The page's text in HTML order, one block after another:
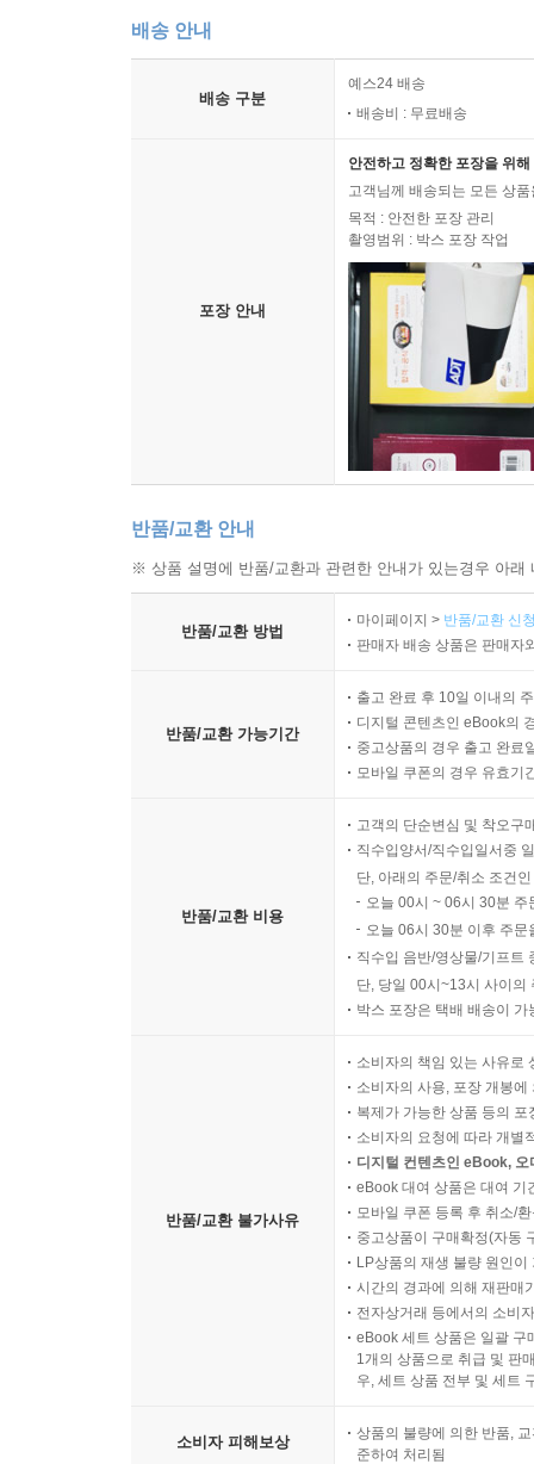
배송 안내
배송 구분
예스24 배송
배송비 : 무료배송
포장 안내
안전하고 정확한 포장을 위
고객님께 배송되는 모든 상
목적 : 안전한 포장 관리
촬영범위 : 박스 포장 작업
반품/교환 안내
※ 상품 설명에 반품/교환과 관련한 안내가 있는경우 아
반품/교환 방법
마이페이지 > 반품/교환 신
판매자 배송 상품은 판매자
반품/교환 가능기간
출고 완료 후 10일 이내의
디지털 콘텐츠인 eBook의
중고상품의 경우 출고 완료
모바일 쿠폰의 경우 유효기
반품/교환 비용
고객의 단순변심 및 착오구
직수입양서/직수입일서중
단, 아래의 주문/취소 조건
오늘 00시 ~ 06시 30분
오늘 06시 30분 이후 주
직수입 음반/영상물/기프트
단, 당일 00시~13시 사이의
박스 포장은 택배 배송이
반품/교환 불가사유
소비자의 책임 있는 사유로
소비자의 사용, 포장 개봉
복제가 가능한 상품 등의
소비자의 요청에 따라 개별
디지털 컨텐츠인 eBook,
eBook 대여 상품은 대여 기
모바일 쿠폰 등록 후 취소/
중고상품이 구매확정(자동
LP상품의 재생 불량 원인
시간의 경과에 의해 재판매
전자상거래 등에서의 소비
eBook 세트 상품은 일괄 구
1개의 상품으로 취급 및 판
우, 세트 상품 전부 및 세트
소비자 피해보상
상품의 불량에 의한 반품,
준하여 처리됨